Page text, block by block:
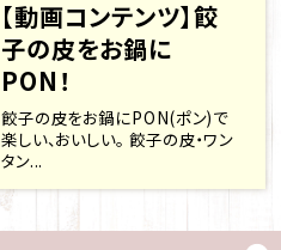
【動画コンテンツ】餃
子の皮をお鍋に
PON！
餃子の皮をお鍋にPON(ポン)で
楽しい、おいしい。 餃子の皮・ワン
タン...